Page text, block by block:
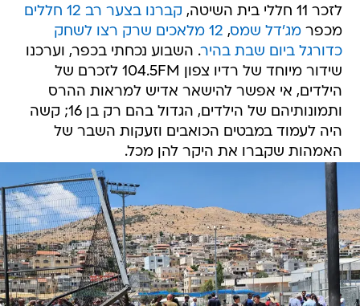
לזכר 11 חללי בית השיטה,
קברנו בצער רב 12 חללים
מכפרמג'דל שמס,
12 מלאכים שרק רצו לשחק
כדורגל ביום שבת בהיר. השבוע נכחתי בכפר, וערכנו
שידור מיוחד של רדיו צפון 104.5FM לזכרם של
הילדים, אי אפשר להישאר אדיש למראות ההרס
ותמונותיהם של הילדים, הגדול בהם רק בן 16; קשה
היה לעמוד במבטים הכואבים וזעקות השבר של
האמהות שקברו את היקר להן מכל.